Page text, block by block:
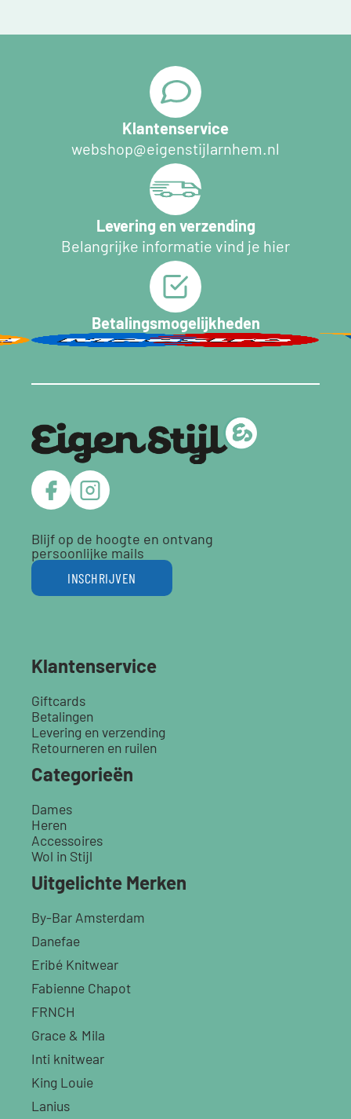
Klantenservice
webshop@eigenstijlarnhem.nl
Levering en verzending
Belangrijke informatie vind je hier
Betalingsmogelijkheden
Blijf op de hoogte en ontvang
persoonlijke mails
INSCHRIJVEN
Klantenservice
Giftcards
Betalingen
Levering en verzending
Retourneren en ruilen
Categorieën
Dames
Heren
Accessoires
Wol in Stijl
Uitgelichte Merken
By-Bar Amsterdam
Danefae
Eribé Knitwear
Fabienne Chapot
FRNCH
Grace & Mila
Inti knitwear
King Louie
Lanius